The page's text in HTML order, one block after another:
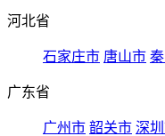
河北省
石家庄市 唐山市
广东省
广州市 韶关市 深